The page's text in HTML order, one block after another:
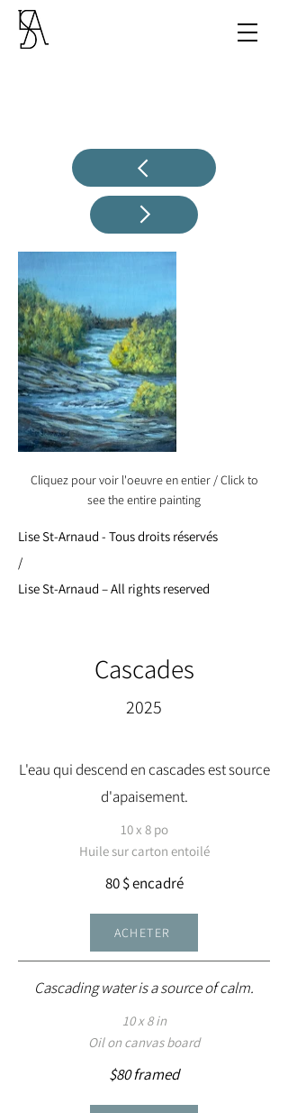
Cliquez pour voir l'oeuvre en entier / Click to
see the entire painting
Lise St-Arnaud - Tous droits réservés
/
Lise St-Arnaud – All rights reserved
Cascades
2025
L'eau qui descend en cascades est source
d'apaisement.
10 x 8 po
Huile sur carton entoilé
80 $ encadré
ACHETER
Cascading water is a source of calm.
10 x 8 in
Oil on canvas board
$80 framed